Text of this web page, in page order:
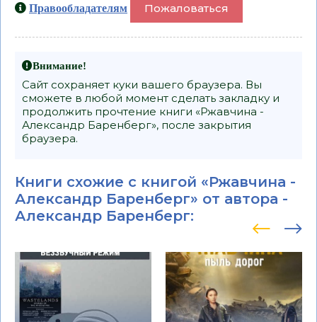
Правообладателям Пожаловаться
Внимание!
Сайт сохраняет куки вашего браузера. Вы
сможете в любой момент сделать закладку и
продолжить прочтение книги «Ржавчина -
Александр Баренберг», после закрытия
браузера.
Книги схожие с книгой «Ржавчина -
Александр Баренберг» от автора -
Александр Баренберг: